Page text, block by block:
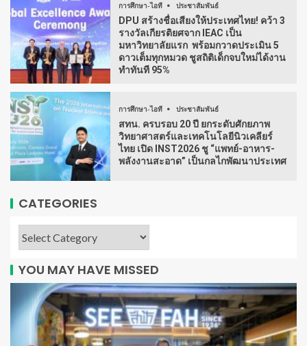
การศึกษา-ไอที ประชาสัมพันธ์
DPU สร้างชื่อเสียงให้ประเทศไทย! คว้า 3
รางวัลเกียรติยศจาก IEAC เป็น
มหาวิทยาลัยแรก พร้อมกวาดประเมิน 5
ดาวเต็มทุกหมวด ชูสถิติเด็กจบใหม่ได้งาน
ทำทันที 95%
การศึกษา-ไอที ประชาสัมพันธ์
สทน. ครบรอบ 20 ปี ยกระดับศักยภาพ
วิทยาศาสตร์และเทคโนโลยีนิวเคลียร์
ไทย เปิด INST2026 ชู “แพทย์-อาหาร-
พลังงานสะอาด” เป็นกลไกพัฒนาประเทศ
CATEGORIES
YOU MAY HAVE MISSED